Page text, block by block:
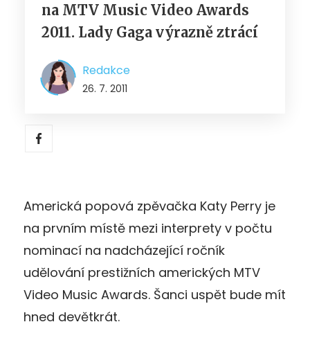
na MTV Music Video Awards
2011. Lady Gaga výrazně ztrácí
Redakce
26. 7. 2011
Americká popová zpěvačka Katy Perry je
na prvním místě mezi interprety v počtu
nominací na nadcházející ročník
udělování prestižních amerických MTV
Video Music Awards. Šanci uspět bude mít
hned devětkrát.